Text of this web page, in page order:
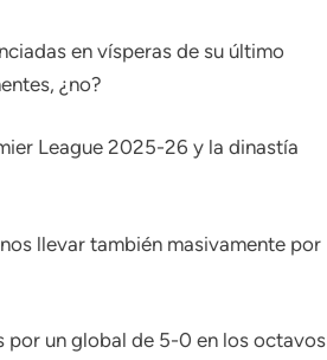
en vísperas de su último
¿no?
League 2025-26 y la dinastía
llevar también masivamente por
por un global de 5-0 en los octavos